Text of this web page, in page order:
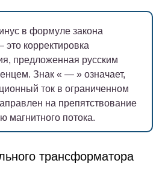
в формуле закона
это корректировка
предложенная русским
Знак « — » означает,
ток в ограниченном
на препятствование
магнитного потока.
трансформатора